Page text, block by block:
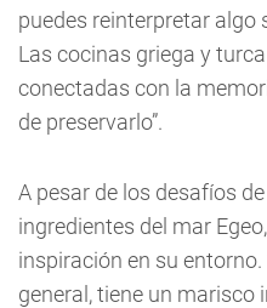
puedes reinterpretar algo
Las cocinas griega y
conectadas con la
de preservarlo”.
A pesar de los desafíos
ingredientes del mar
inspiración en su entorno.
general, tiene un marisco